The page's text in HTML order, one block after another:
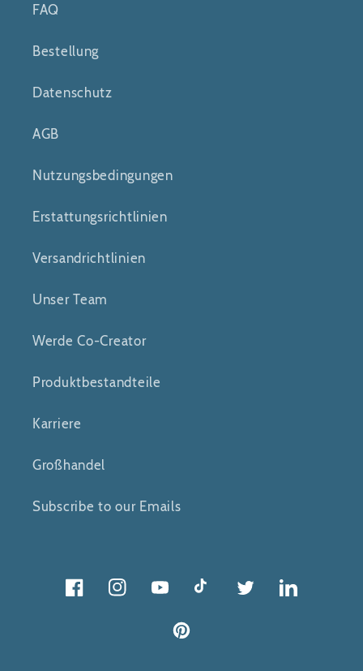
FAQ
Bestellung
Datenschutz
AGB
Nutzungsbedingungen
Erstattungsrichtlinien
Versandrichtlinien
Unser Team
Werde Co-Creator
Produktbestandteile
Karriere
Großhandel
Subscribe to our Emails
FacebookInstagramYoutubeTick
TwitterTwitter
Pinterest